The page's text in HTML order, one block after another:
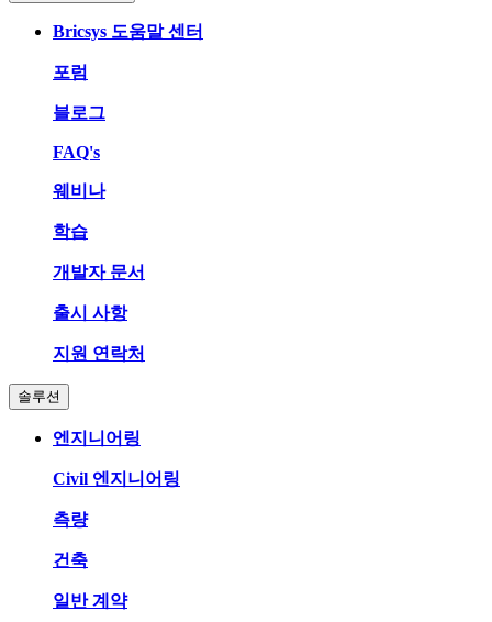
Bricsys 도움말 센터
포럼
블로그
FAQ's
웨비나
학습
개발자 문서
출시 사항
지원 연락처
솔루션
엔지니어링
Civil 엔지니어링
측량
건축
일반 계약